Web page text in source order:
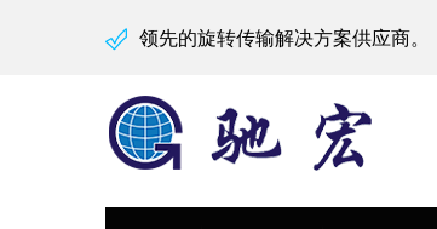
领先的旋转传输解决方案供应商。